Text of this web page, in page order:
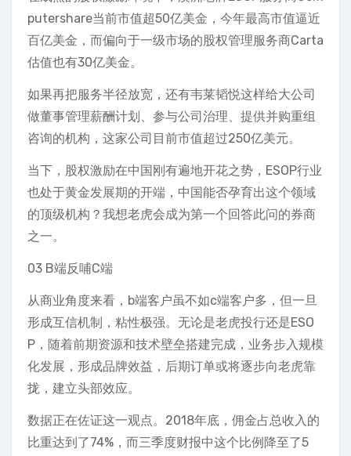
putershare当前市值超50亿美金，今年最高市值逼近
百亿美金，而偏向于一级市场的股权管理服务商Carta
估值也有30亿美金。
如果再把服务半径放宽，还有韦莱韬悦这样给大公司
做董事管理薪酬计划、参与公司治理、提供并购重组
咨询的机构，这家公司目前市值超过250亿美元。
当下，股权激励在中国刚有遍地开花之势，ESOP行业
也处于黄金发展期的开端，中国能否孕育出这个领域
的顶级机构？我想老虎会成为第一个回答此问的券商
之一。
03 B端反哺C端
从商业角度来看，b端客户虽不如c端客户多，但一旦
形成互信机制，粘性极强。无论是老虎投行还是ESO
P，随着前期资源和技术壁垒搭建完成，业务步入规模
化发展，形成品牌效益，后期订单或将逐步向老虎靠
拢，建立头部效应。
数据正在佐证这一观点。2018年底，佣金占总收入的
比重达到了74%，而三季度财报中这个比例降至了5